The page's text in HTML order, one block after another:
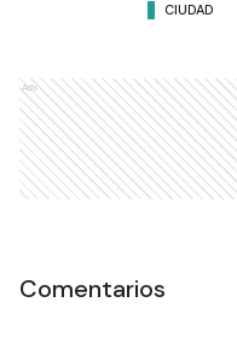
CIUDAD
Ads
Comentarios